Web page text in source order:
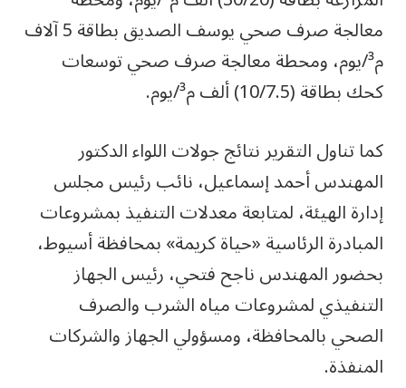
معالجة صرف صحي يوسف الصديق بطاقة 5 آلاف
م³/يوم، ومحطة معالجة صرف صحي توسعات
كحك بطاقة (10/7.5) ألف م³/يوم.
كما تناول التقرير نتائج جولات اللواء الدكتور
المهندس أحمد إسماعيل، نائب رئيس مجلس
إدارة الهيئة، لمتابعة معدلات التنفيذ بمشروعات
المبادرة الرئاسية «حياة كريمة» بمحافظة أسيوط،
بحضور المهندس ناجح فتحي، رئيس الجهاز
التنفيذي لمشروعات مياه الشرب والصرف
الصحي بالمحافظة، ومسؤولي الجهاز والشركات
المنفذة.